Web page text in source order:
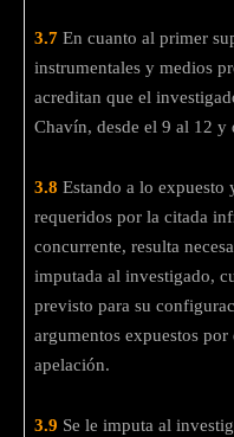
3.7 En cuanto al primer
instrumentales y medios
acreditan que el
Chavín, desde el 9 al 12
3.8 Estando a lo expuesto
requeridos por la citada
concurrente, resulta
imputada al investigado,
previsto para su
argumentos expuestos
apelación.
3.9 Se le imputa al